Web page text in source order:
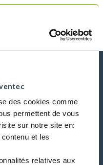
des cookies comme
permettent de vous
sur notre site en:​
et les
relatives aux
Chercher
Please leave